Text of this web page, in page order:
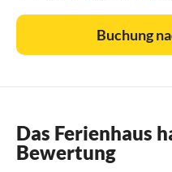
Buchung
Das Ferienhaus
Bewertung